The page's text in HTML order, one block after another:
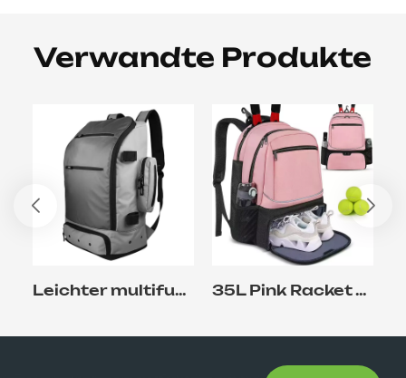
Verwandte Produkte
Leichter multifunktionaler Outdoor-Lacrosse-Rucksack mit Schuhfach 35L Pink Racket Tennis Rucksack für Schlägersport